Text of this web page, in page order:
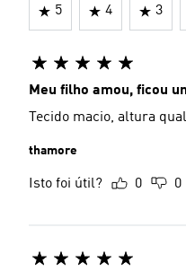
5 4 3
Meu filho amou, ficou
thamore
Isto foi útil? 0 0